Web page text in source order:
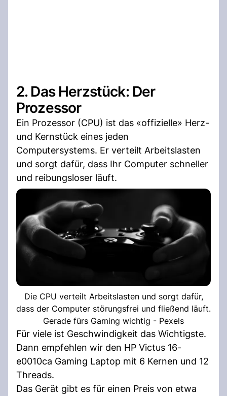
2. Das Herzstück: Der
Prozessor
Ein Prozessor (CPU) ist das «offizielle» Herz-
und Kernstück eines jeden
Computersystems. Er verteilt Arbeitslasten
und sorgt dafür, dass Ihr Computer schneller
und reibungsloser läuft.
Die CPU verteilt Arbeitslasten und sorgt dafür,
dass der Computer störungsfrei und fließend läuft.
Gerade fürs Gaming wichtig - Pexels
Für viele ist Geschwindigkeit das Wichtigste.
Dann empfehlen wir den HP Victus 16-
e0010ca Gaming Laptop mit 6 Kernen und 12
Threads.
Das Gerät gibt es für einen Preis von etwa